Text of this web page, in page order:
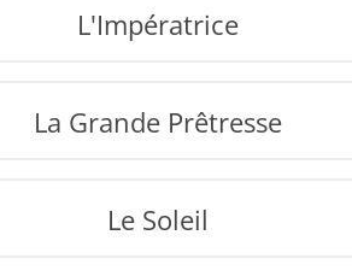
L'Impératrice
La Grande Prêtresse
Le Soleil